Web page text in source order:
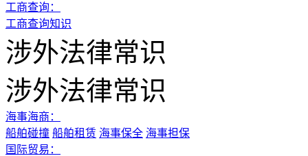
工商查询：
工商查询知识
涉外法律常识
涉外法律常识
海事海商：
船舶碰撞 船舶租赁 海事保全 海事担保
国际贸易：